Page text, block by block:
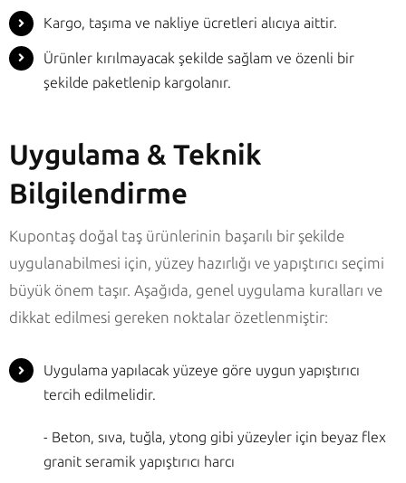
Kargo, taşıma ve nakliye ücretleri alıcıya aittir.
Ürünler kırılmayacak şekilde sağlam ve özenli bir
şekilde paketlenip kargolanır.
Uygulama & Teknik
Bilgilendirme
Kupontaş doğal taş ürünlerinin başarılı bir şekilde
uygulanabilmesi için, yüzey hazırlığı ve yapıştırıcı seçimi
büyük önem taşır. Aşağıda, genel uygulama kuralları ve
dikkat edilmesi gereken noktalar özetlenmiştir:
Uygulama yapılacak yüzeye göre uygun yapıştırıcı
tercih edilmelidir.
- Beton, sıva, tuğla, ytong gibi yüzeyler için beyaz flex
granit seramik yapıştırıcı harcı